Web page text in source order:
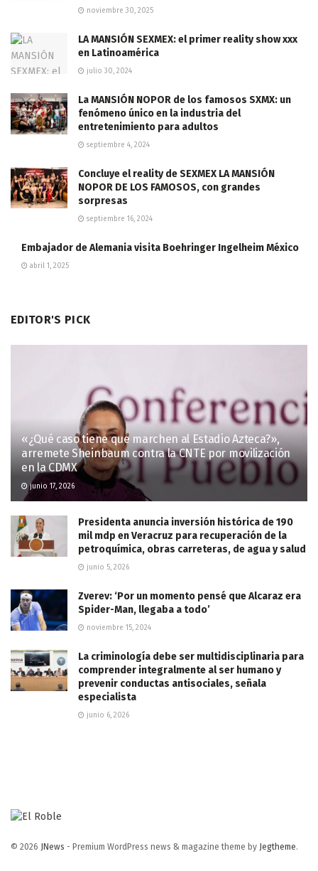
noviembre 30, 2025
LA MANSIÓN SEXMEX: el primer reality show xxx
en Latinoamérica
julio 30, 2024
La MANSIÓN NOPOR de los famosos SXMX: un
fenómeno único en la industria del
entretenimiento para adultos
septiembre 4, 2024
Concluye el reality de SEXMEX LA MANSIÓN
NOPOR DE LOS FAMOSOS, con grandes
sorpresas
septiembre 16, 2024
Embajador de Alemania visita Boehringer Ingelheim México
abril 1, 2025
EDITOR'S PICK
«¿Qué caso tiene que marchen al Estadio Azteca?»,
arremete Sheinbaum contra la CNTE por movilización
en la CDMX
junio 17, 2026
Presidenta anuncia inversión histórica de 190
mil mdp en Veracruz para recuperación de la
petroquímica, obras carreteras, de agua y salud
junio 5, 2026
Zverev: ‘Por un momento pensé que Alcaraz era
Spider-Man, llegaba a todo’
noviembre 15, 2024
La criminología debe ser multidisciplinaria para
comprender integralmente al ser humano y
prevenir conductas antisociales, señala
especialista
junio 6, 2026
© 2026 JNews - Premium WordPress news & magazine theme by Jegtheme.